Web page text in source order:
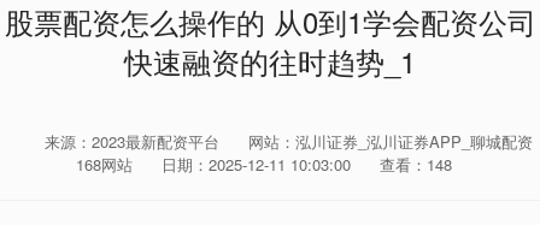
股票配资怎么操作的 从0到1学会配资公司
快速融资的往时趋势_1
来源：2023最新配资平台
网站：泓川证券_泓川证券APP_聊城配资
168网站
日期：2025-12-11 10:03:00 查看：148